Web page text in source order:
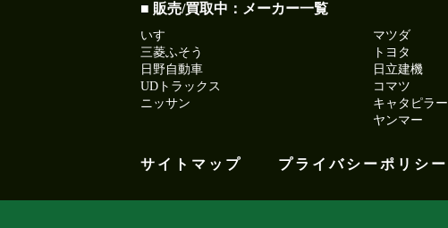
■ 販売/買取中：メーカー一覧
いすゞ
三菱ふそう
日野自動車
UDトラックス
ニッサン
マツダ
トヨタ
日立建機
コマツ
キャタピラー
ヤンマー
サイトマップ プライバシーポリシー